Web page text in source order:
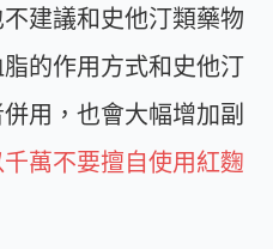
建議和史他汀類藥物
的作用方式和史他汀
用，也會大幅增加副
萬不要擅自使用紅麴